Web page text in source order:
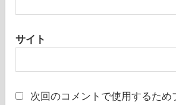
サイト
次回のコメントで使用するため